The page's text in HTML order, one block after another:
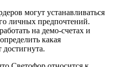
могут устанавливаться
личных предпочтений.
на демо-счетах и
какая
достигнута.